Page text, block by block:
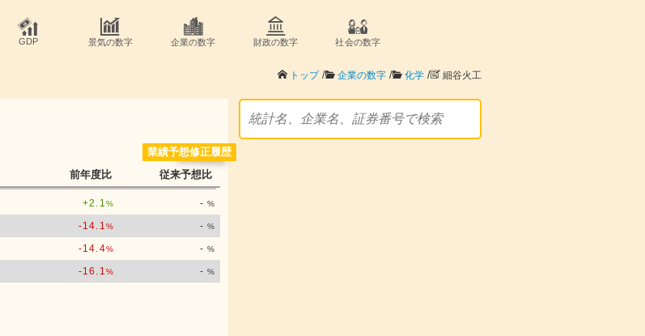
GDP 景気の数字 企業の数字 財政の数字 社会の数字
トップ/ 企業の数字 / 化学 / 細谷火工
業績予想修正履歴
前年度比
従来予想比
+2.1% -%
-14.1% -%
-14.4% -%
-16.1% -%